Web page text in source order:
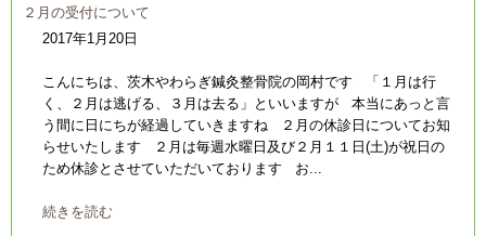
２月の受付について
2017年1月20日
こんにちは、茨木やわらぎ鍼灸整骨院の岡村です 「１月は行
く、２月は逃げる、３月は去る」といいますが 本当にあっと言
う間に日にちが経過していきますね ２月の休診日についてお知
らせいたします ２月は毎週水曜日及び２月１１日(土)が祝日の
ため休診とさせていただいております お...
続きを読む